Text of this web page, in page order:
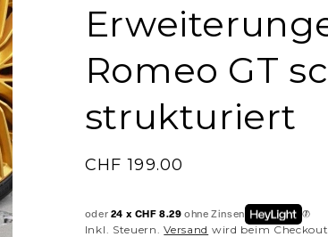
Romeo GT
strukturiert
Normaler
CHF 199.00
oder 24 x CHF 8.29ohne Zinsen
Inkl. Steuern.Versand wird beim